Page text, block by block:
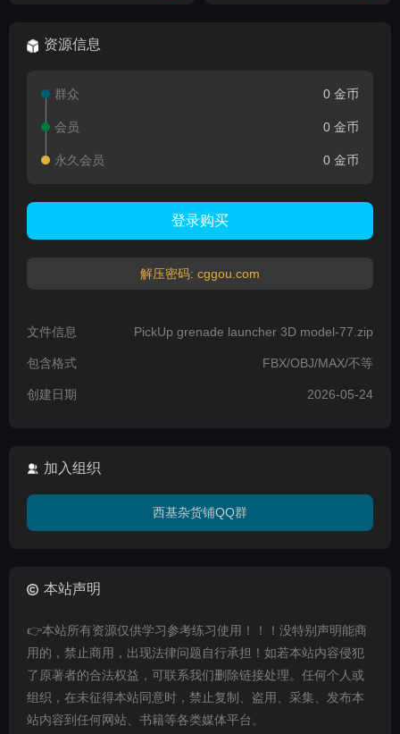
资源信息
群众 0 金币
会员 0 金币
永久会员 0 金币
登录购买
解压密码: cggou.com
文件信息 PickUp grenade launcher 3D model-77.zip
包含格式 FBX/OBJ/MAX/不等
创建日期 2026-05-24
加入组织
西基杂货铺QQ群
本站声明
👉本站所有资源仅供学习参考练习使用！！！没特别声明能商
用的，禁止商用，出现法律问题自行承担！如若本站内容侵犯
了原著者的合法权益，可联系我们删除链接处理。任何个人或
组织，在未征得本站同意时，禁止复制、盗用、采集、发布本
站内容到任何网站、书籍等各类媒体平台。